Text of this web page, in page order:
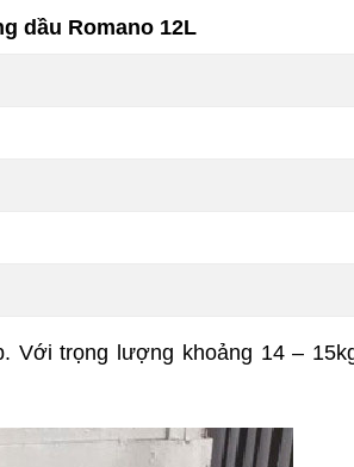
dầu Romano 12L
Với trọng lượng khoảng 14 –